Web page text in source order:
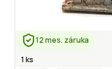
12 mes. záruka
1 ks